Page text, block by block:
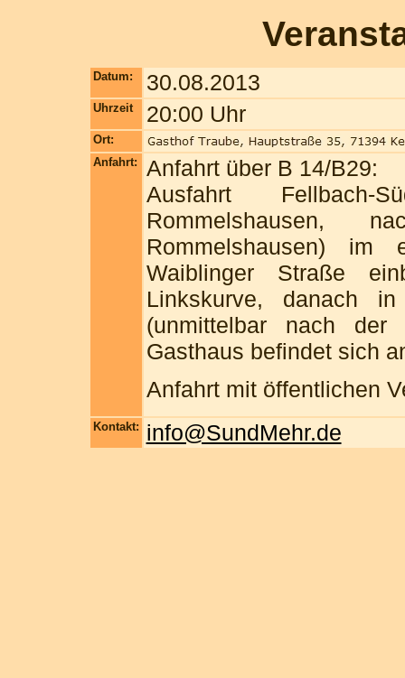
Datum: 30.08.2013
Uhrzeit 20:00 Uhr
Ort:
Anfahrt:
Anfahrt über B 14/B29:
Ausfahrt
Rommelshausen,
Rommelshausen)
Waiblinger Straße
Linkskurve, danach
(unmittelbar nach
Gasthaus befindet sich
Anfahrt mit öffentlichen
Kontakt: info@SundMehr.de